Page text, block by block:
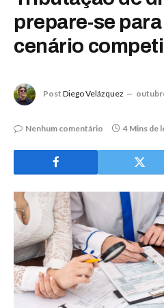
prepare-se
cenário
Post Diego Velázquez
Nenhum comentário 4 Mins de